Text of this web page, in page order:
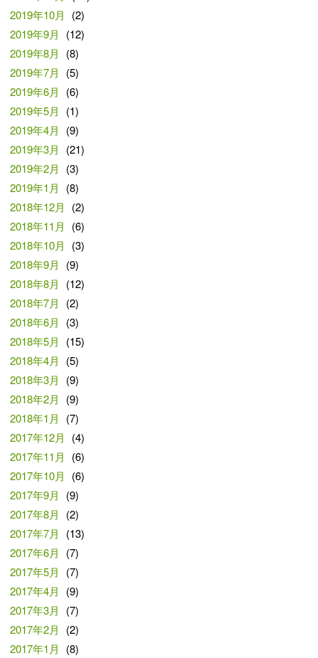
2019年10月
(2)
2019年9月
(12)
2019年8月
(8)
2019年7月
(5)
2019年6月
(6)
2019年5月
(1)
2019年4月
(9)
2019年3月
(21)
2019年2月
(3)
2019年1月
(8)
2018年12月
(2)
2018年11月
(6)
2018年10月
(3)
2018年9月
(9)
2018年8月
(12)
2018年7月
(2)
2018年6月
(3)
2018年5月
(15)
2018年4月
(5)
2018年3月
(9)
2018年2月
(9)
2018年1月
(7)
2017年12月
(4)
2017年11月
(6)
2017年10月
(6)
2017年9月
(9)
2017年8月
(2)
2017年7月
(13)
2017年6月
(7)
2017年5月
(7)
2017年4月
(9)
2017年3月
(7)
2017年2月
(2)
2017年1月
(8)